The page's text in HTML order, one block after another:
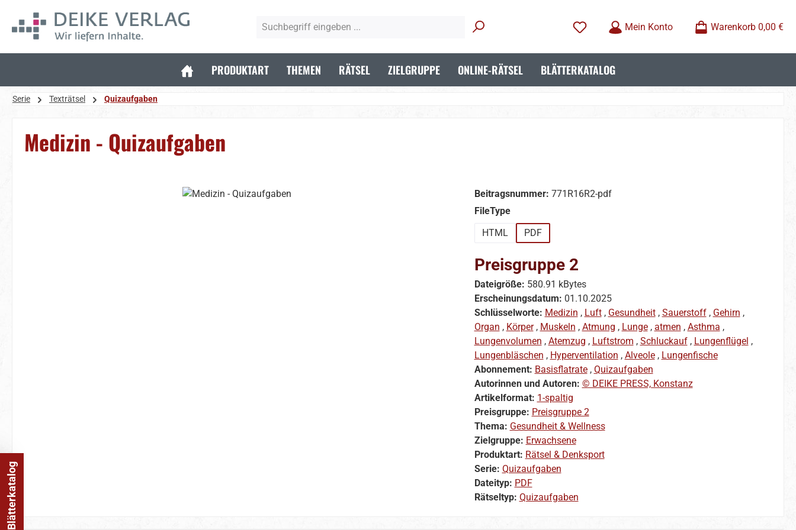
Hauptinhalt springen
Zur Suche springen
Zur Hauptnavigation springen
Mein Konto
Warenkorb 0,00 €
PRODUKTART THEMEN RÄTSEL ZIELGRUPPE ONLINE-RÄTSEL BLÄTTERKATALOG
Serie Texträtsel Quizaufgaben
Medizin - Quizaufgaben
Beitragsnummer: 771R16R2-pdf
FileTypeauswählen
HTML
PDF
Preisgruppe 2
Dateigröße: 580.91 kBytes
Erscheinungsdatum: 01.10.2025
Schlüsselworte: Medizin , Luft, Gesundheit, Sauerstoff, Gehirn ,
Organ , Körper, Muskeln , Atmung , Lunge, atmen , Asthma ,
Lungenvolumen , Atemzug , Luftstrom , Schluckauf, Lungenflügel ,
Lungenbläschen , Hyperventilation , Alveole, Lungenfische
Abonnement: Basisflatrate, Quizaufgaben
Autorinnen und Autoren: © DEIKE PRESS, Konstanz
Artikelformat: 1-spaltig
Preisgruppe: Preisgruppe 2
Thema: Gesundheit & Wellness
Zielgruppe: Erwachsene
Produktart: Rätsel & Denksport
Serie: Quizaufgaben
Dateityp: PDF
Rätseltyp: Quizaufgaben